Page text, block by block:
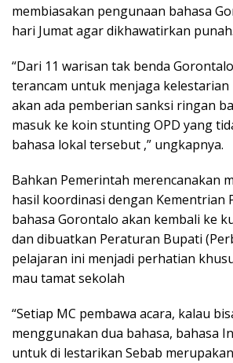
membiasakan pengunaan bahasa
hari Jumat agar dikhawatirkan punah.
“Dari 11 warisan tak benda
terancam untuk menjaga kelestarian
akan ada pemberian sanksi ringan
masuk ke koin stunting OPD yang
bahasa lokal tersebut ,” ungkapnya.
Bahkan Pemerintah merencanakan
hasil koordinasi dengan Kementrian
bahasa Gorontalo akan kembali ke
dan dibuatkan Peraturan Bupati
pelajaran ini menjadi perhatian
mau tamat sekolah
“Setiap MC pembawa acara, kalau
menggunakan dua bahasa, bahasa
untuk di lestarikan Sebab